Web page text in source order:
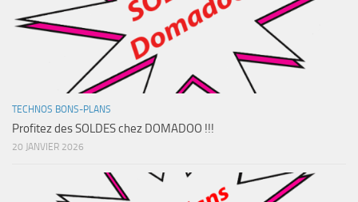
TECHNOS BONS-PLANS
Profitez des SOLDES chez DOMADOO !!!
20 JANVIER 2026